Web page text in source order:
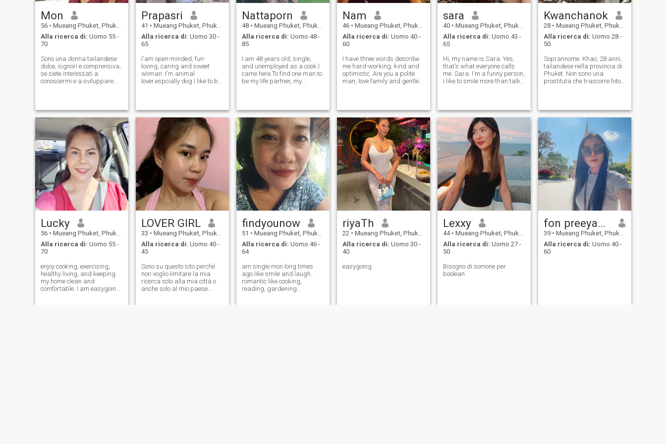
Il loto non si vanta mai di
essere superiore a chiunque.
Ogni fiore cresce e fiorisce nel
suo tempo e nella sua
stagione. Non perdere tempo
sminuire te stesso.
Mon
56 • Mueang Phuket, Phuket, Thailandia
Alla ricerca di: Uomo 55 -
70
Sono una donna tailandese
dolce, signori e comprensiva,
se siete interessati a
conoscermi e a sviluppare
Prapasri
41 • Mueang Phuket, Phuket, Thailandia
Alla ricerca di: Uomo 30 -
65
I'am open-minded, fun-
loving, caring and sweet
woman. I'm animal
lover.espcially dog.I like to be
man who is smart, kind, and
honest,I'm interested in
something mor
Nattaporn
48 • Mueang Phuket, Phuket, Thailandia
Alla ricerca di: Uomo 48 -
85
I am 48 years old, single,
and unemployed as a cook.I
came here.To find one man to
be my life partner, my
accepting of each other. I
wanted a better life, and
when I found
Nam
46 • Mueang Phuket, Phuket, Thailandia
Alla ricerca di: Uomo 40 -
60
I have three words describe
me hard-working, kind and
optimistic. Are you a polite
man, love family and gentle?
someone make me happy
and share everything i
sara
40 • Mueang Phuket, Phuket, Thailandia
Alla ricerca di: Uomo 43 -
65
Hi, my name is Sara. Yes,
that's what everyone calls
me. Sara. I'm a funny person,
I like to smile more than talk.
Hopefully we have something
in common and can
Kwanchanok
28 • Mueang Phuket, Phuket, Thailandia
Alla ricerca di: Uomo 28 -
50
Soprannome: Khao, 28 anni,
tailandese nella provincia di
Phuket. Non sono una
prostituta che trascorre foto
lungo termine, un buon
fidanzato, un fidanzato che
mi sostiene in ogni modo. I
truffatori non devono
sprecare. Se i truffatori
osano contattarmi, ti
segnalerò.
Lucky
56 • Mueang Phuket, Phuket, Thailandia
Alla ricerca di: Uomo 55 -
70
enjoy cooking, exercising,
healthy living, and keeping
my home clean and
comfortable. I am easygoing,
LOVER GIRL
33 • Mueang Phuket, Phuket, Thailandia
Alla ricerca di: Uomo 40 -
45
Sono su questo sito perché
non voglio limitare la mia
ricerca solo alla mia città o
anche solo al mio paese.
findyounow
51 • Mueang Phuket, Phuket, Thailandia
Alla ricerca di: Uomo 46 -
64
am single mon long times
ago like smile and laugh..
romantic like cooking,
reading, gardening
riyaTh
22 • Mueang Phuket, Phuket, Thailandia
Alla ricerca di: Uomo 30 -
40
easygoing.
Lexxy
44 • Mueang Phuket, Phuket, Thailandia
Alla ricerca di: Uomo 27 -
50
Bisogno di somone per
boolean
fon preeyaporn
39 • Mueang Phuket, Phuket, Thailandia
Alla ricerca di: Uomo 40 -
60